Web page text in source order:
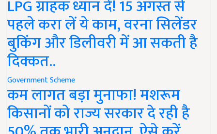
LPG ग्राहक ध्यान दें! 15 अगस्त से
पहले करा लें ये काम, वरना सिलेंडर
बुकिंग और डिलीवरी में आ सकती है
दिक्कत..
Government Scheme
कम लागत बड़ा मुनाफा! मशरूम
किसानों को राज्य सरकार दे रही है